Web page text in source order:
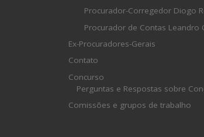
Procurador-Corregedor Diogo
Procurador de Contas Leandro
Ex-Procuradores-Gerais
Contato
Concurso
Perguntas e Respostas sobre
Comissões e grupos de trabalho